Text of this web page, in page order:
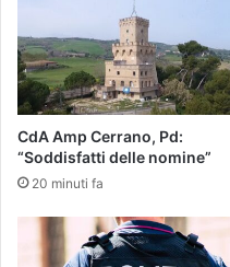
CdA Amp Cerrano, Pd:
“Soddisfatti delle nomine”
20 minuti fa